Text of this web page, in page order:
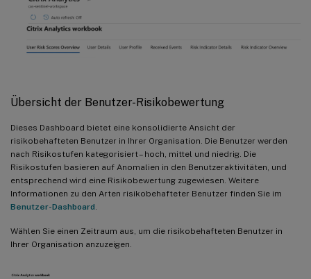
Übersicht der Benutzer-Risikobewertung
Dieses Dashboard bietet eine konsolidierte Ansicht der
risikobehafteten Benutzer in Ihrer Organisation. Die Benutzer werden
nach Risikostufen kategorisiert – hoch, mittel und niedrig. Die
Risikostufen basieren auf Anomalien in den Benutzeraktivitäten, und
entsprechend wird eine Risikobewertung zugewiesen. Weitere
Informationen zu den Arten risikobehafteter Benutzer finden Sie im
Benutzer-Dashboard.
Wählen Sie einen Zeitraum aus, um die risikobehafteten Benutzer in
Ihrer Organisation anzuzeigen.